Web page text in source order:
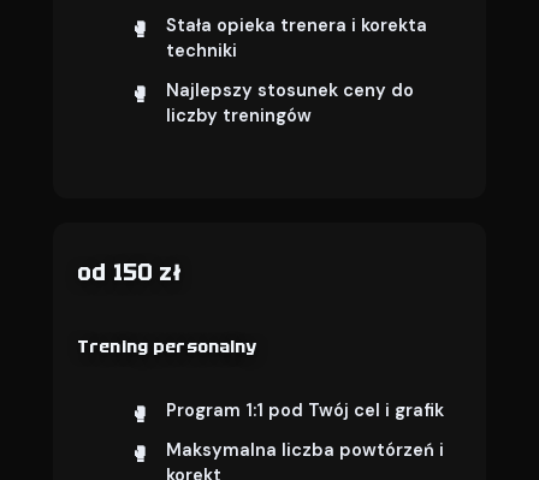
Stała opieka trenera i korekta
techniki
Najlepszy stosunek ceny do
liczby treningów
od 150 zł
Trening personalny
Program 1:1 pod Twój cel i grafik
Maksymalna liczba powtórzeń i